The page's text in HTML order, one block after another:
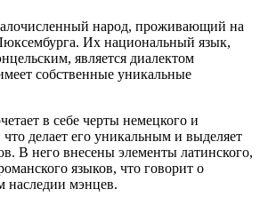
народ, проживающий на
Их национальный язык,
является диалектом
собственные уникальные
в себе черты немецкого и
что делает его уникальным и выделяет
В него внесены элементы латинского,
языков, что говорит о
наследии мэнцев.